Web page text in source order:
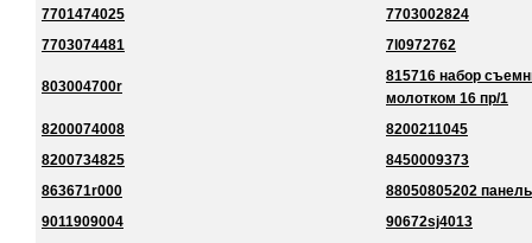
7701474025
7703002824
7703074481
7l0972762
803004700r
815716 набор
молотком 16 пр/1
8200074008
8200211045
8200734825
8450009373
863671r000
88050805202
9011909004
90672sj4013